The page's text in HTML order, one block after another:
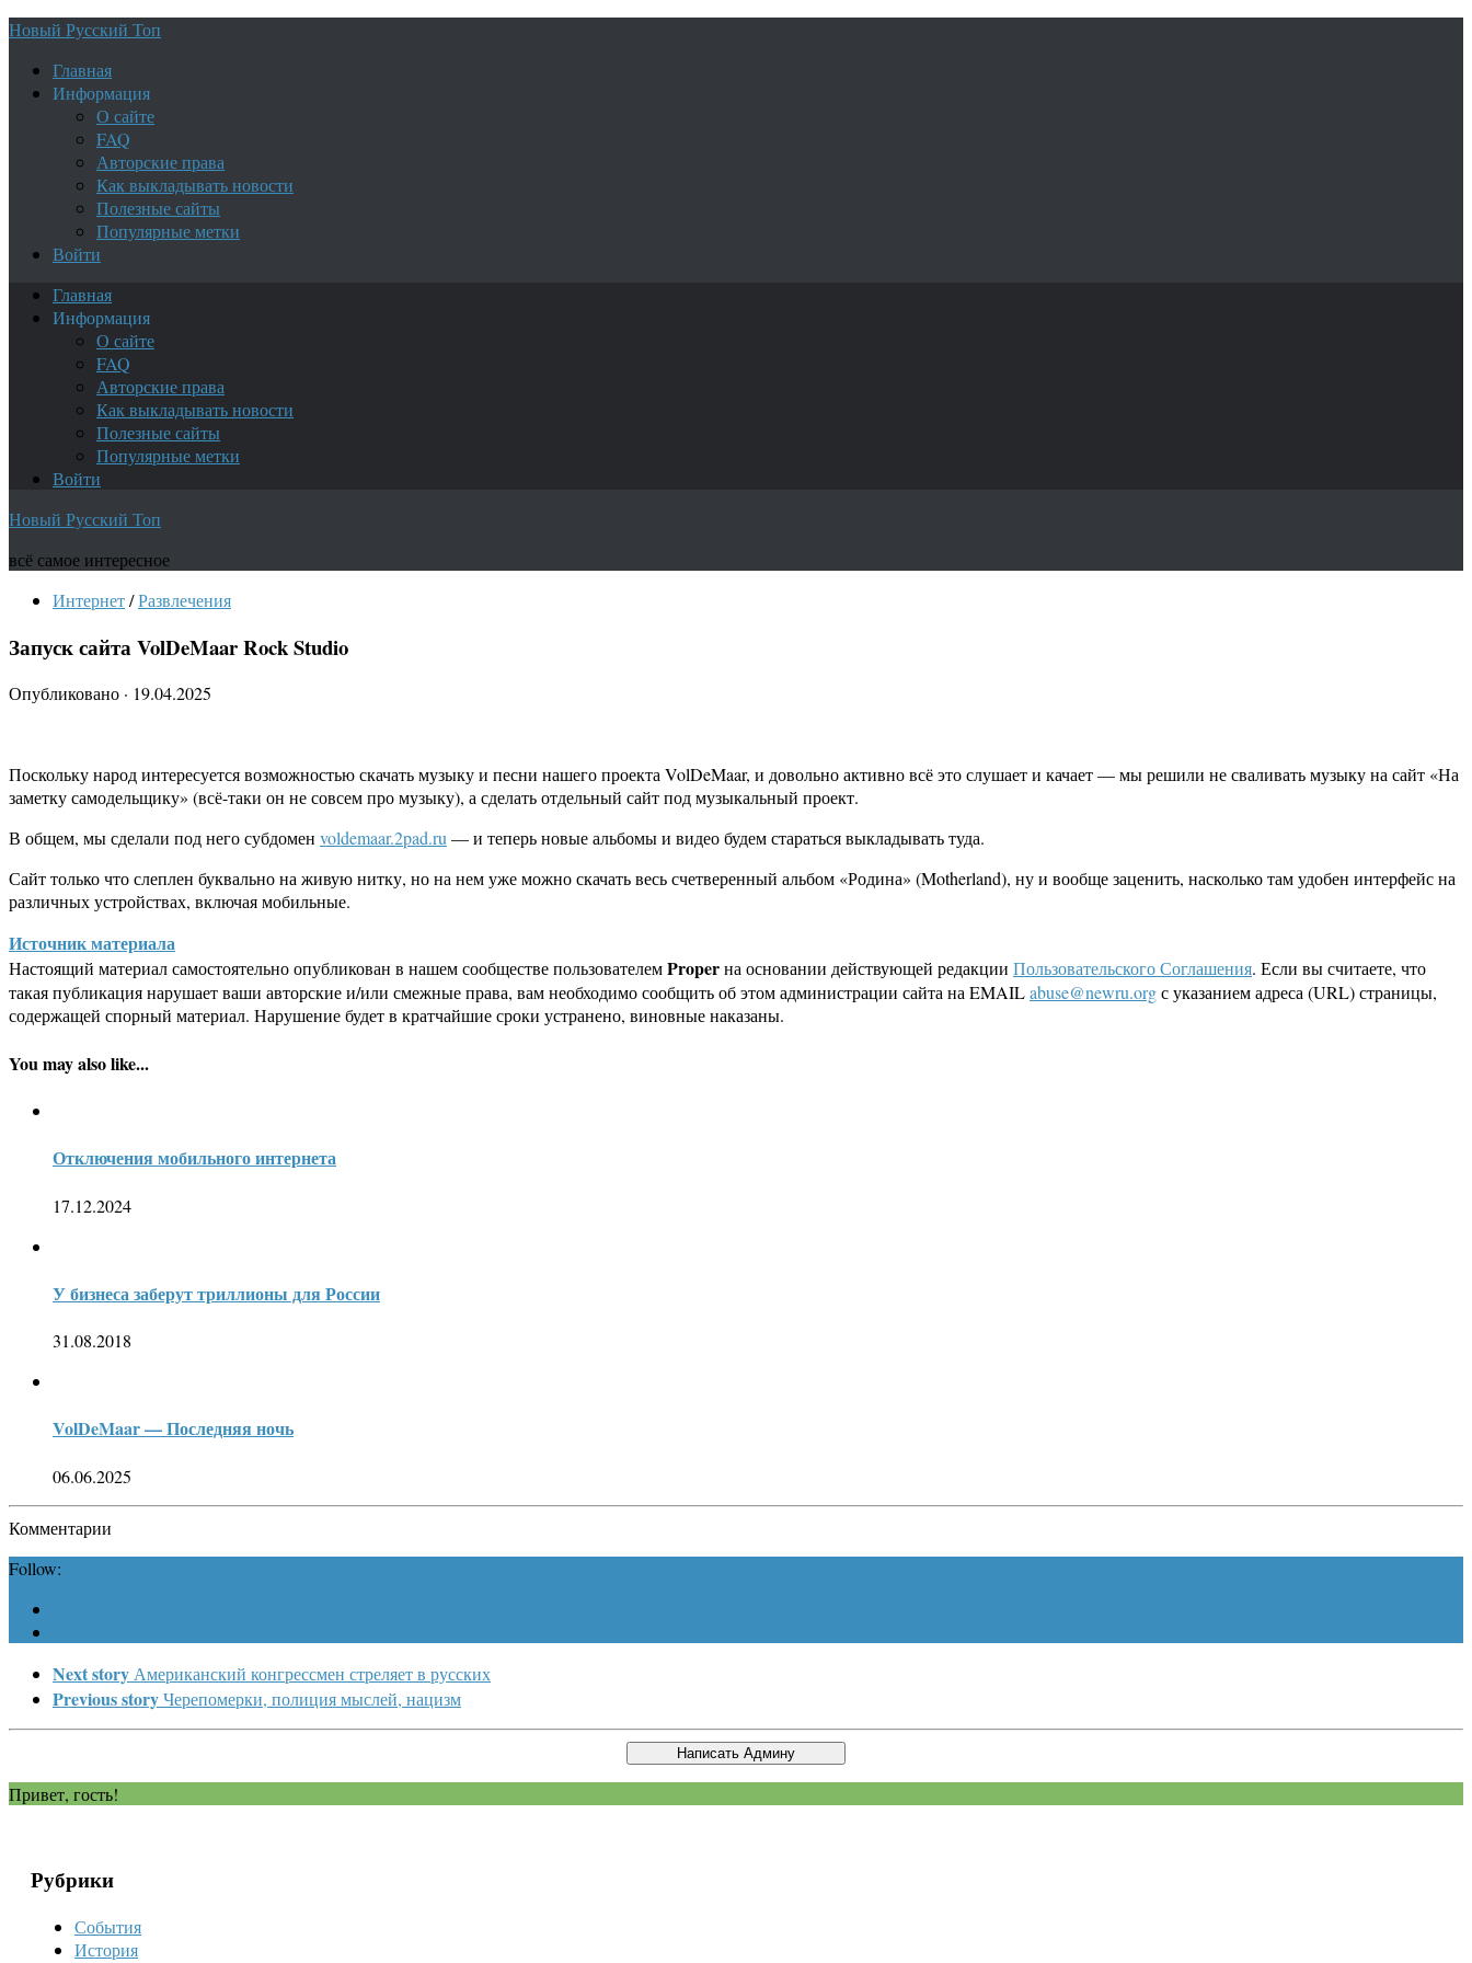
Новый Русский Топ
Главная
Информация
О сайте
FAQ
Авторские права
Как выкладывать новости
Полезные сайты
Популярные метки
Войти
Главная
Информация
О сайте
FAQ
Авторские права
Как выкладывать новости
Полезные сайты
Популярные метки
Войти
Новый Русский Топ
всё самое интересное
Интернет/Развлечения
Запуск сайта VolDeMaar Rock Studio
Опубликовано · 19.04.2025
Поскольку народ интересуется возможностью скачать музыку и песни нашего проекта VolDeMaar, и довольно активно всё это слушает и качает — мы решили не сваливать музыку на сайт «На
заметку самодельщику» (всё-таки он не совсем про музыку), а сделать отдельный сайт под музыкальный проект.
В общем, мы сделали под него субдомен voldemaar.2pad.ru— и теперь новые альбомы и видео будем стараться выкладывать туда.
Сайт только что слеплен буквально на живую нитку, но на нем уже можно скачать весь счетверенный альбом «Родина» (Motherland), ну и вообще заценить, насколько там удобен интерфейс на
различных устройствах, включая мобильные.
Источник материала
Настоящий материал самостоятельно опубликован в нашем сообществе пользователемProperна основании действующей редакции Пользовательского Соглашения. Если вы считаете, что
такая публикация нарушает ваши авторские и/или смежные права, вам необходимо сообщить об этом администрации сайта на EMAILabuse@newru.orgс указанием адреса (URL) страницы,
содержащей спорный материал. Нарушение будет в кратчайшие сроки устранено, виновные наказаны.
You may also like...
Отключения мобильного интернета
17.12.2024
У бизнеса заберут триллионы для России
31.08.2018
VolDeMaar — Последняя ночь
06.06.2025
Комментарии
Follow:
Next story Американский конгрессмен стреляет в русских
Previous storyЧерепомерки, полиция мыслей, нацизм
Привет, гость!
Рубрики
События
История